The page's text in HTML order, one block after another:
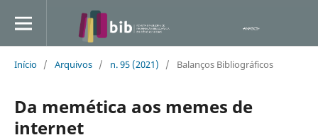
Início / Arquivos / n. 95 (2021) / Balanços Bibliográficos
Da memética aos memes de
internet